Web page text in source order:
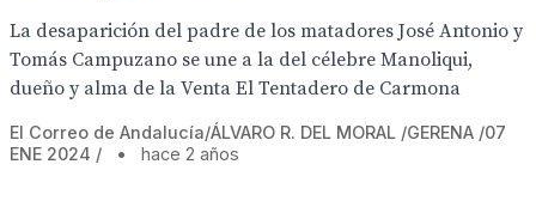
La desaparición del padre de los matadores José Antonio y
Tomás Campuzano se une a la del célebre Manoliqui,
dueño y alma de la Venta El Tentadero de Carmona
El Correo de Andalucía/ÁLVARO R. DEL MORAL /GERENA /07
ENE 2024 /
• hace 2 años